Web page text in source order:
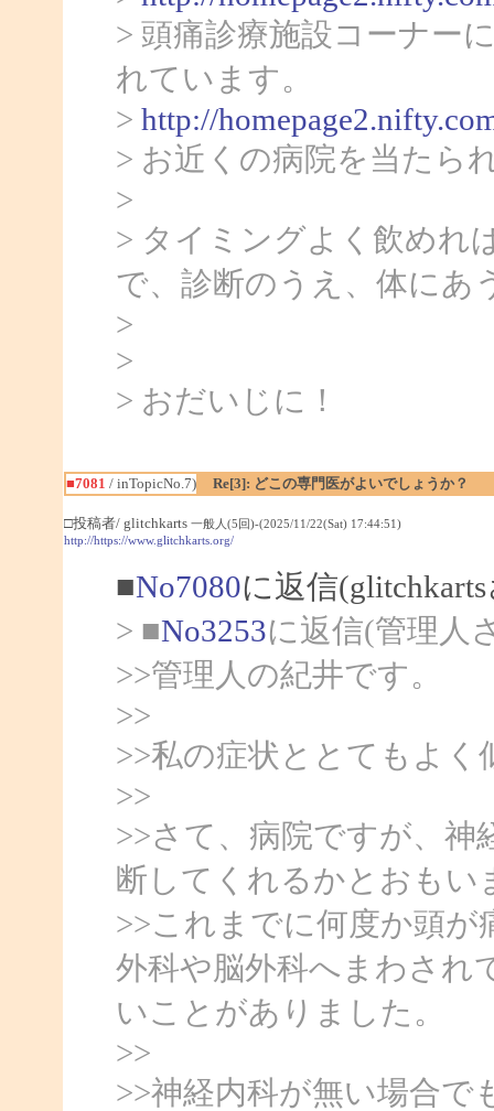
> 頭痛診療施設コーナー
れています。
> http://
> お近くの病院を当たら
>
> タイミングよく飲めれ
で、診断のうえ、体にあ
>
>
> おだいじに！
■7081 / inTopicNo.7) Re[3]: どこの専門医がよいでしょうか？
□投稿者/ glitchkarts 一般人(5回)-(2025/11/22(Sat) 17:44:51)
http://https://www.glitchkarts.org/
■No7080に返信
> ■No3253に返信(管理人
>>管理人の紀井です。
>>
>>私の症状ととてもよ
>>
>>さて、病院ですが、
断してくれるかとおもい
>>これまでに何度か頭が
外科や脳外科へまわされ
いことがありました。
>>
>>神経内科が無い場合で